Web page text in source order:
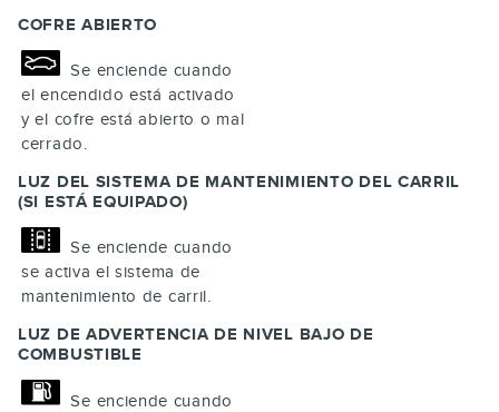
COFRE ABIERTO
Se enciende cuando
el encendido está activado
y el cofre está abierto o mal
cerrado.
LUZ DEL SISTEMA DE MANTENIMIENTO DEL CARRIL
(SI ESTÁ EQUIPADO)
Se enciende cuando
se activa el sistema de
mantenimiento de carril.
LUZ DE ADVERTENCIA DE NIVEL BAJO DE
COMBUSTIBLE
Se enciende cuando